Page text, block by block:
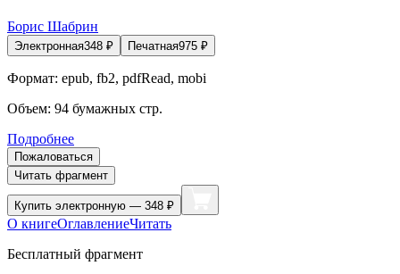
Борис Шабрин
Электронная348 ₽ Печатная975 ₽
Формат: epub, fb2, pdfRead, mobi
Объем: 94 бумажных стр.
Подробнее
Пожаловаться
Читать фрагмент
Купить электронную — 348 ₽
О книгеОглавлениеЧитать
Бесплатный фрагмент